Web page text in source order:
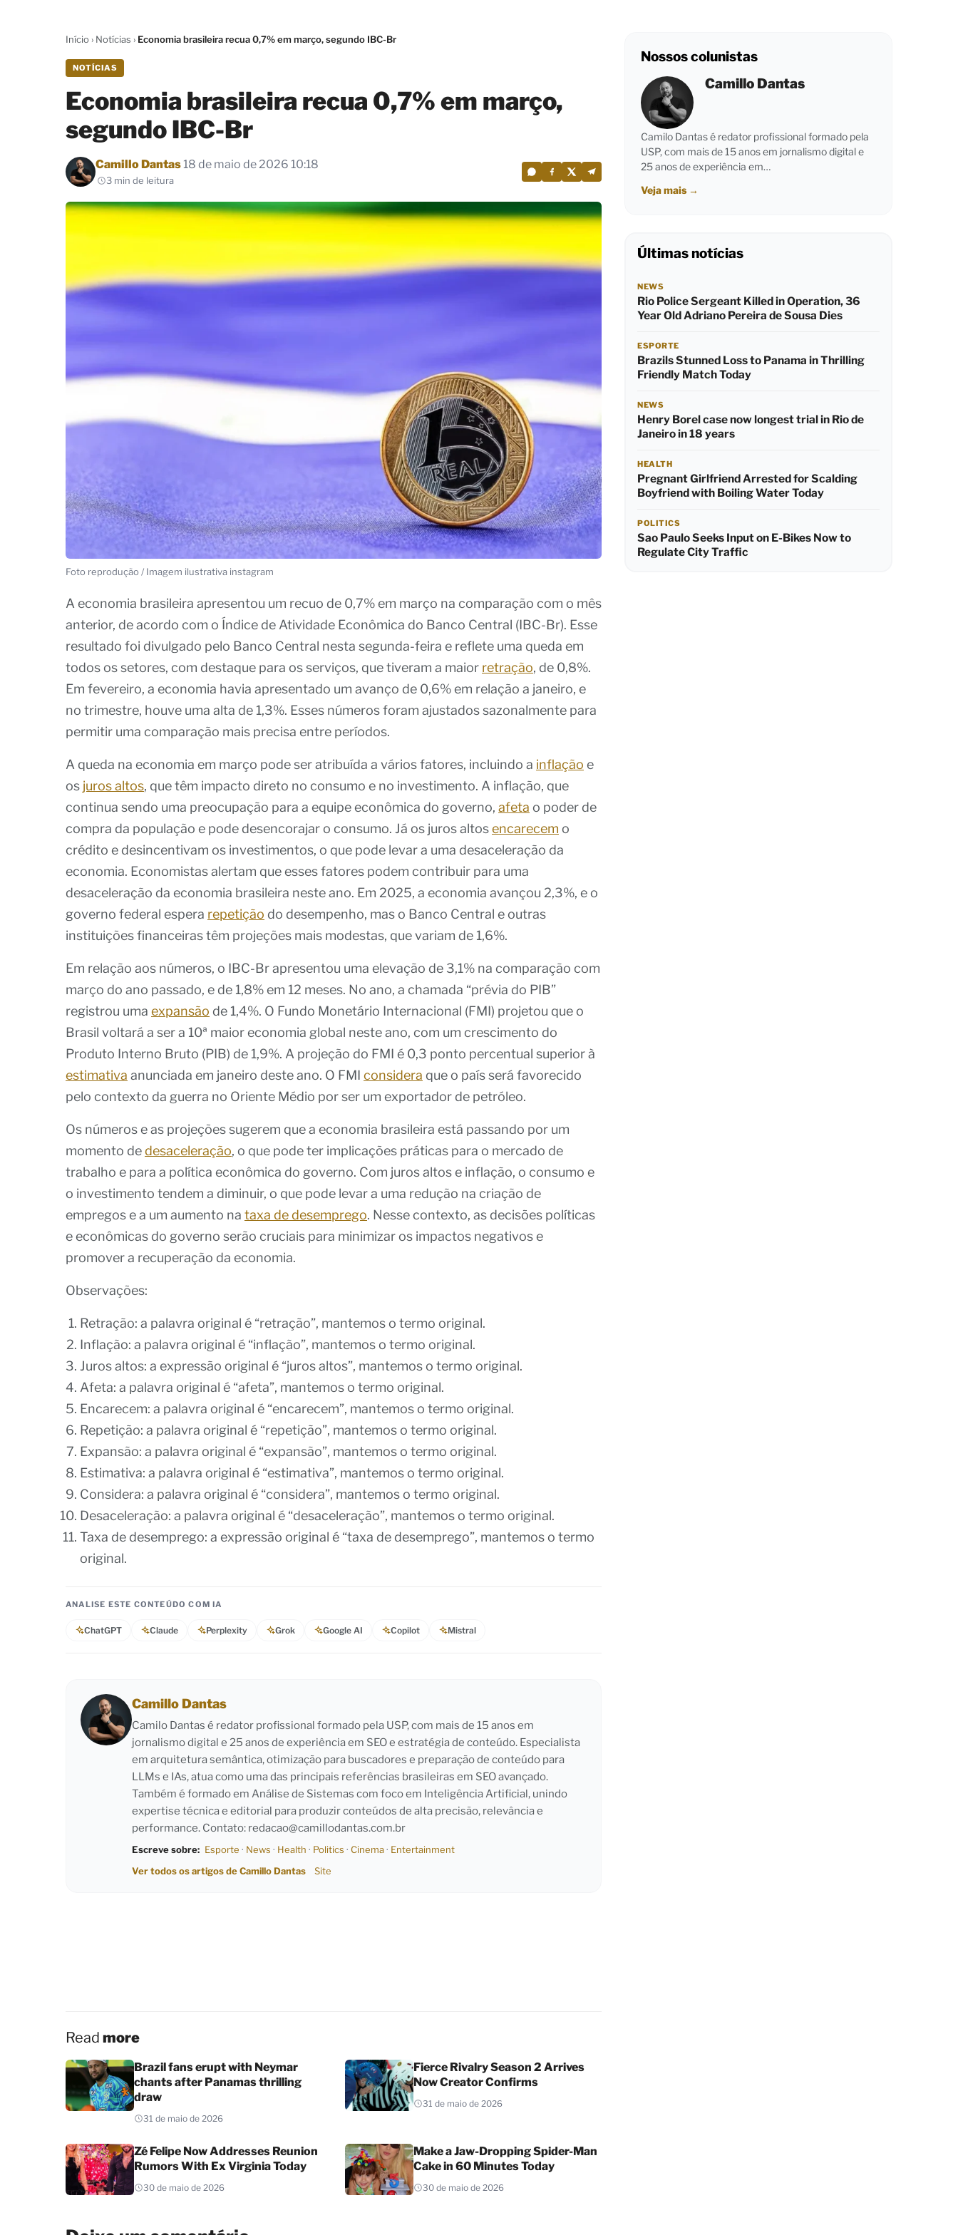
Início› Notícias › Economia brasileira recua 0,7% em março, segundo IBC-Br
NOTÍCIAS
Economia brasileira recua 0,7% em março,
segundo IBC-Br
Por
Camillo Dantas18 de maio de 2026 10:18
3 min de leitura
Foto reprodução / Imagem ilustrativa instagram
A economia brasileira apresentou um recuo de 0,7% em março na comparação com o mês
anterior, de acordo com o Índice de Atividade Econômica do Banco Central (IBC-Br). Esse
resultado foi divulgado pelo Banco Central nesta segunda-feira e reflete uma queda em
todos os setores, com destaque para os serviços, que tiveram a maior retração, de 0,8%.
Em fevereiro, a economia havia apresentado um avanço de 0,6% em relação a janeiro, e
no trimestre, houve uma alta de 1,3%. Esses números foram ajustados sazonalmente para
permitir uma comparação mais precisa entre períodos.
A queda na economia em março pode ser atribuída a vários fatores, incluindo a inflação e
os juros altos, que têm impacto direto no consumo e no investimento. A inflação, que
continua sendo uma preocupação para a equipe econômica do governo, afeta o poder de
compra da população e pode desencorajar o consumo. Já os juros altosencarecem o
crédito e desincentivam os investimentos, o que pode levar a uma desaceleração da
economia. Economistas alertam que esses fatores podem contribuir para uma
desaceleração da economia brasileira neste ano. Em 2025, a economia avançou 2,3%, e o
governo federal espera repetição do desempenho, mas o Banco Central e outras
instituições financeiras têm projeções mais modestas, que variam de 1,6%.
Em relação aos números, o IBC-Br apresentou uma elevação de 3,1% na comparação com
março do ano passado, e de 1,8% em 12 meses. No ano, a chamada “prévia do PIB”
registrou uma expansão de 1,4%. O Fundo Monetário Internacional (FMI) projetou que o
Brasil voltará a ser a 10ª maior economia global neste ano, com um crescimento do
Produto Interno Bruto (PIB) de 1,9%. A projeção do FMI é 0,3 ponto percentual superior à
estimativa anunciada em janeiro deste ano. O FMI considera que o país será favorecido
pelo contexto da guerra no Oriente Médio por ser um exportador de petróleo.
Os números e as projeções sugerem que a economia brasileira está passando por um
momento dedesaceleração, o que pode ter implicações práticas para o mercado de
trabalho e para a política econômica do governo. Com juros altos e inflação, o consumo e
o investimento tendem a diminuir, o que pode levar a uma redução na criação de
empregos e a um aumento na taxa de desemprego. Nesse contexto, as decisões políticas
e econômicas do governo serão cruciais para minimizar os impactos negativos e
promover a recuperação da economia.
Observações:
Retração: a palavra original é “retração”, mantemos o termo original.
Inflação: a palavra original é “inflação”, mantemos o termo original.
Juros altos: a expressão original é “juros altos”, mantemos o termo original.
Afeta: a palavra original é “afeta”, mantemos o termo original.
Encarecem: a palavra original é “encarecem”, mantemos o termo original.
Repetição: a palavra original é “repetição”, mantemos o termo original.
Expansão: a palavra original é “expansão”, mantemos o termo original.
Estimativa: a palavra original é “estimativa”, mantemos o termo original.
Considera: a palavra original é “considera”, mantemos o termo original.
Desaceleração: a palavra original é “desaceleração”, mantemos o termo original.
Taxa de desemprego: a expressão original é “taxa de desemprego”, mantemos o termo
original.
ANALISE ESTE CONTEÚDO COM IA
ChatGPT Claude Perplexity Grok Google AI Copilot Mistral
Camillo Dantas
Camilo Dantas é redator profissional formado pela USP, com mais de 15 anos em
jornalismo digital e 25 anos de experiência em SEO e estratégia de conteúdo. Especialista
em arquitetura semântica, otimização para buscadores e preparação de conteúdo para
LLMs e IAs, atua como uma das principais referências brasileiras em SEO avançado.
Também é formado em Análise de Sistemas com foco em Inteligência Artificial, unindo
expertise técnica e editorial para produzir conteúdos de alta precisão, relevância e
performance. Contato: redacao@camillodantas.com.br
Escreve sobre: Esporte · News · Health · Politics · Cinema· Entertainment
Ver todos os artigos de Camillo Dantas
Site
Read more
Brazil fans erupt with Neymar
chants after Panamas thrilling
draw
31 de maio de 2026
Fierce Rivalry Season 2 Arrives
Now Creator Confirms
31 de maio de 2026
Zé Felipe Now Addresses Reunion
Rumors With Ex Virginia Today
30 de maio de 2026
Make a Jaw-Dropping Spider-Man
Cake in 60 Minutes Today
30 de maio de 2026
Nossos colunistas
Camillo Dantas
Camilo Dantas é redator profissional formado pela
USP, com mais de 15 anos em jornalismo digital e
25 anos de experiência em…
Veja mais →
Últimas notícias
NEWS
Rio Police Sergeant Killed in Operation, 36
Year Old Adriano Pereira de Sousa Dies
ESPORTE
Brazils Stunned Loss to Panama in Thrilling
Friendly Match Today
NEWS
Henry Borel case now longest trial in Rio de
Janeiro in 18 years
HEALTH
Pregnant Girlfriend Arrested for Scalding
Boyfriend with Boiling Water Today
POLITICS
Sao Paulo Seeks Input on E-Bikes Now to
Regulate City Traffic